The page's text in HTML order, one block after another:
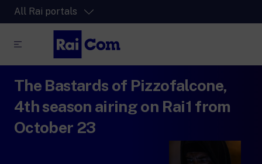
All Rai portals
The video streaming platform for all.
RaiPlay
The digital platform of the Rai Radio
RaiPlay Sound
The Bastards of Pizzofalcone,
4th season airing on Rai1 from
October 23